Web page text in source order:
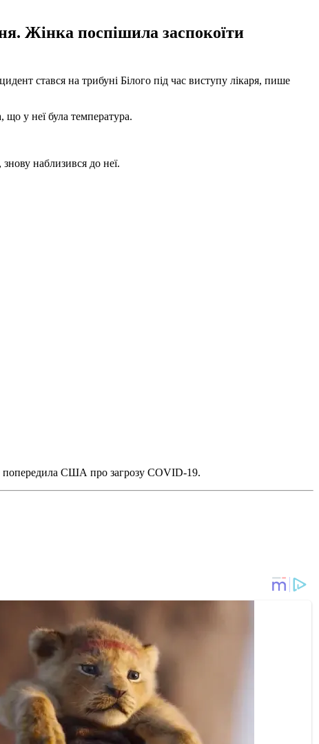
Жінка поспішила заспокоїти
стався на трибуні Білого під час виступу лікаря, пише
що у неї була температура.
наблизився до неї.
попередила США про загрозу COVID-19.